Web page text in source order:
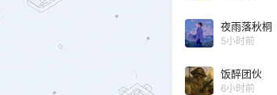
夜雨落秋桐
5小时前
饭醉团伙
6小时前